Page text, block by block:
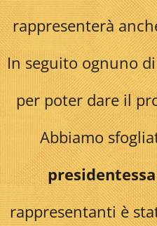
rappresenterà
In seguito ognuno
per poter dare il
Abbiamo
presidentessa
rappresentanti è